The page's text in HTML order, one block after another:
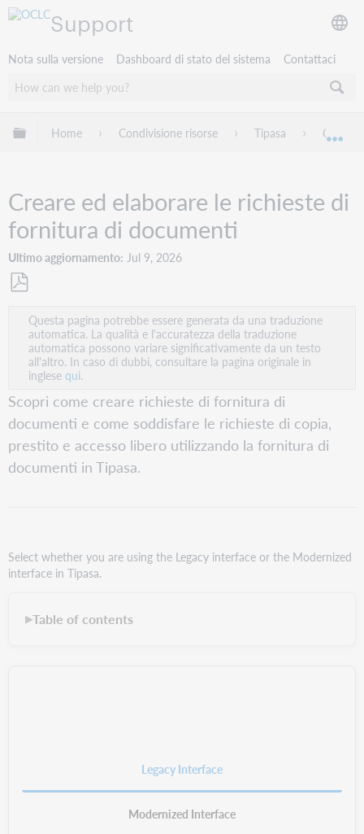
Support
Nota sulla versione Dashboard di stato del sistema Contattaci
Espandi/comprimi la gerarchia globale
Home Condivisione risorse Tipasa
Creare ed elaborare le richieste di
fornitura di documenti
Ultimo aggiornamento Jul 9, 2026
come
PDF
Questa pagina potrebbe essere generata da una traduzione
automatica. La qualità e l'accuratezza della traduzione
automatica possono variare significativamente da un testo
all'altro. In caso di dubbi, consultare la pagina originale in
inglesequi.
Scopri come creare richieste di fornitura di
documenti e come soddisfare le richieste di copia,
prestito e accesso libero utilizzando la fornitura di
documenti in Tipasa.
Select whether you are using the Legacy interface or the Modernized
interface in Tipasa.
▶Table of contents
Legacy Interface
Modernized Interface